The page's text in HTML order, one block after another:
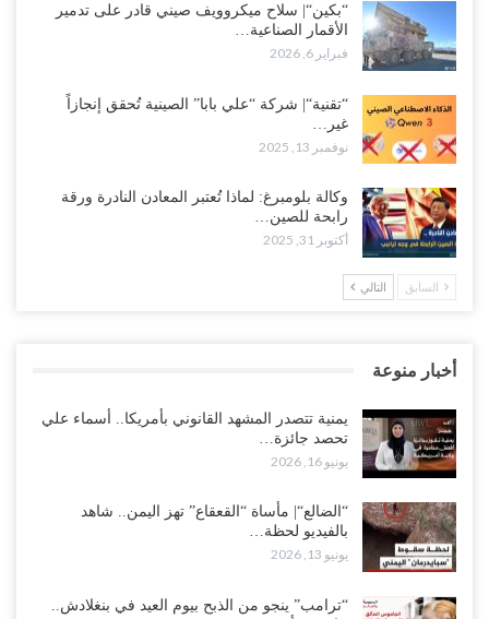
“بكين“| سلاح ميكروويف صيني قادر على تدمير
الأقمار الصناعية…
فبراير 6, 2026
“تقنية“| شركة “علي بابا” الصينية تُحقق إنجازاً
غير…
نوفمبر 13, 2025
وكالة بلومبرغ: لماذا تُعتبر المعادن النادرة ورقة
رابحة للصين…
أكتوبر 31, 2025
السابق التالي
أخبار منوعة
يمنية تتصدر المشهد القانوني بأمريكا.. أسماء علي
تحصد جائزة…
يونيو 16, 2026
“الضالع“| مأساة “القعقاع” تهز اليمن.. شاهد
بالفيديو لحظة…
يونيو 13, 2026
“ترامب” ينجو من الذبح بيوم العيد في بنغلادش..